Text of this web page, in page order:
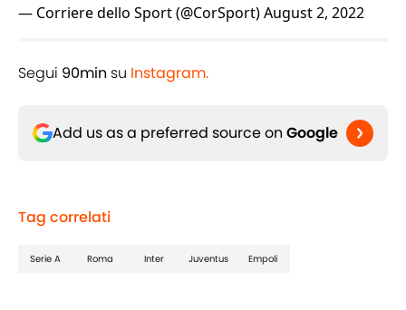
— Corriere dello Sport (@CorSport)August 2, 2022
Segui 90min su Instagram.
Add us as a preferred source on Google
Tag correlati
Serie A Roma Inter Juventus Empoli